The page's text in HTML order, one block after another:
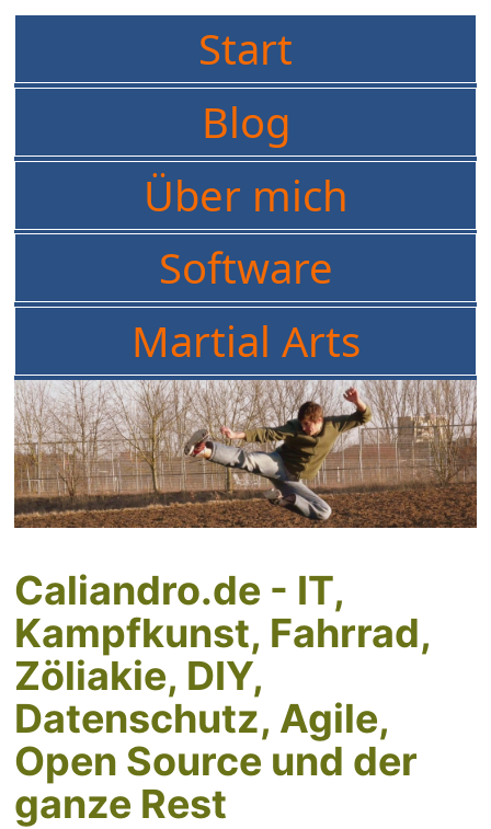
Start
Blog
Über mich
Software
Martial Arts
Caliandro.de - IT,
Kampfkunst, Fahrrad,
Zöliakie, DIY,
Datenschutz, Agile,
Open Source und der
ganze Rest